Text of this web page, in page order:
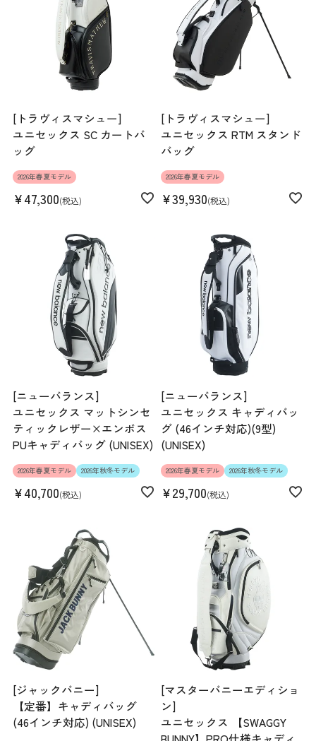
[トラヴィスマシュー]
ユニセックス SC カートバ
ッグ
2026年春夏モデル
¥47,300 税込
[トラヴィスマシュー]
ユニセックス RTM スタンド
バッグ
2026年春夏モデル
¥39,930 税込
[ニューバランス]
ユニセックス マットシンセ
ティックレザー×エンボス
PUキャディバッグ (UNISEX)
2026年春夏モデル 2026年秋冬モデル
¥40,700 税込
[ニューバランス]
ユニセックス キャディバッ
グ (46インチ対応)(9型)
(UNISEX)
2026年春夏モデル 2026年秋冬モデル
¥29,700 税込
[ジャックバニー]
【定番】キャディバッグ
(46インチ対応) (UNISEX)
[マスターバニーエディショ
ン]
ユニセックス 【SWAGGY